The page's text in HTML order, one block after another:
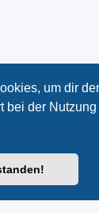
um dir
bei der Nutzung